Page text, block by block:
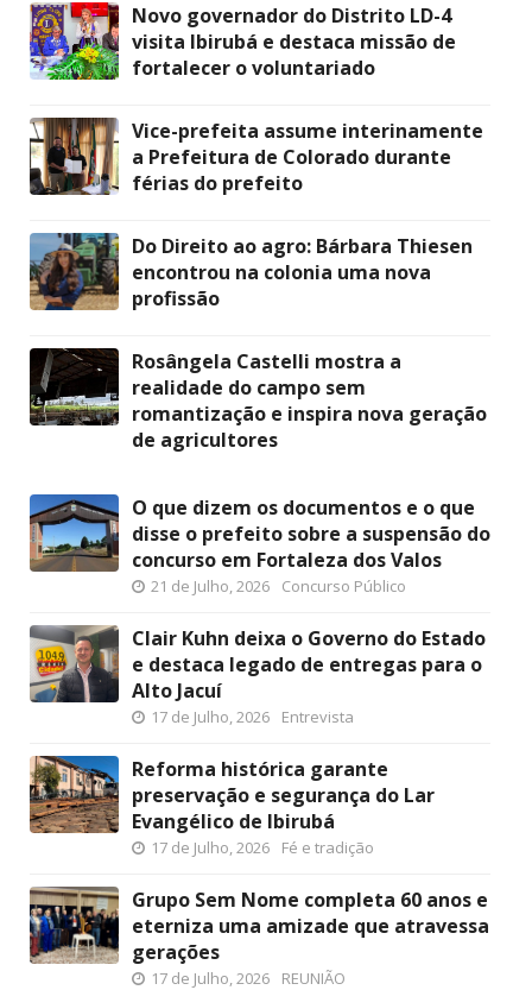
Novo governador do Distrito LD-4
visita Ibirubá e destaca missão de
fortalecer o voluntariado
Vice-prefeita assume interinamente
a Prefeitura de Colorado durante
férias do prefeito
Do Direito ao agro: Bárbara Thiesen
encontrou na colonia uma nova
profissão
Rosângela Castelli mostra a
realidade do campo sem
romantização e inspira nova geração
de agricultores
O que dizem os documentos e o que
disse o prefeito sobre a suspensão do
concurso em Fortaleza dos Valos
21 de Julho, 2026 Concurso Público
Clair Kuhn deixa o Governo do Estado
e destaca legado de entregas para o
Alto Jacuí
17 de Julho, 2026 Entrevista
Reforma histórica garante
preservação e segurança do Lar
Evangélico de Ibirubá
17 de Julho, 2026 Fé e tradição
Grupo Sem Nome completa 60 anos e
eterniza uma amizade que atravessa
gerações
17 de Julho, 2026 REUNIÃO